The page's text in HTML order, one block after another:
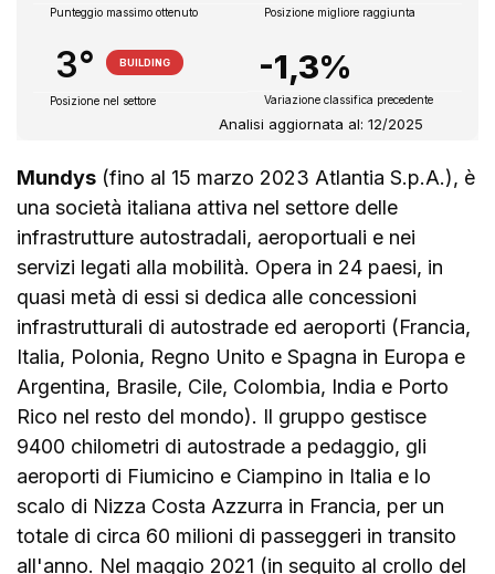
Punteggio massimo ottenuto Posizione migliore raggiunta
3° BUILDING
Posizione nel settore
-1,3%
Variazione classifica precedente
Analisi aggiornata al: 12/2025
Mundys (fino al 15 marzo 2023 Atlantia S.p.A.), è
una società italiana attiva nel settore delle
infrastrutture autostradali, aeroportuali e nei
servizi legati alla mobilità. Opera in 24 paesi, in
quasi metà di essi si dedica alle concessioni
infrastrutturali di autostrade ed aeroporti (Francia,
Italia, Polonia, Regno Unito e Spagna in Europa e
Argentina, Brasile, Cile, Colombia, India e Porto
Rico nel resto del mondo). Il gruppo gestisce
9400 chilometri di autostrade a pedaggio, gli
aeroporti di Fiumicino e Ciampino in Italia e lo
scalo di Nizza Costa Azzurra in Francia, per un
totale di circa 60 milioni di passeggeri in transito
all'anno. Nel maggio 2021 (in seguito al crollo del